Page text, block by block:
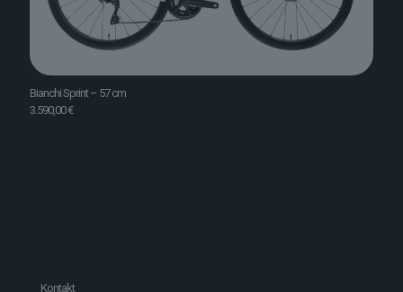
Bianchi Sprint – 57 cm
3.590,00€
Kontakt